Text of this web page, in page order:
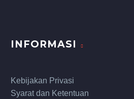
INFORMASI
Kebijakan Privasi
Syarat dan Ketentuan